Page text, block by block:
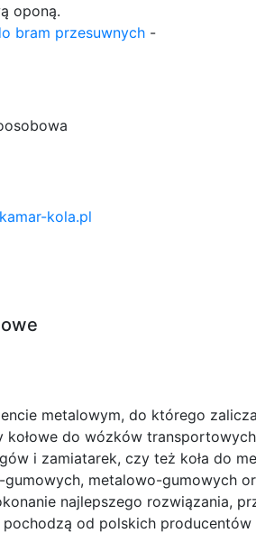
oponą.
bram przesuwnych -
kola.pl
metalowym, do którego
do wózków
i zamiatarek, czy też koła do
metalowo-gumowych
najlepszego rozwiązania,
pochodzą od polskich